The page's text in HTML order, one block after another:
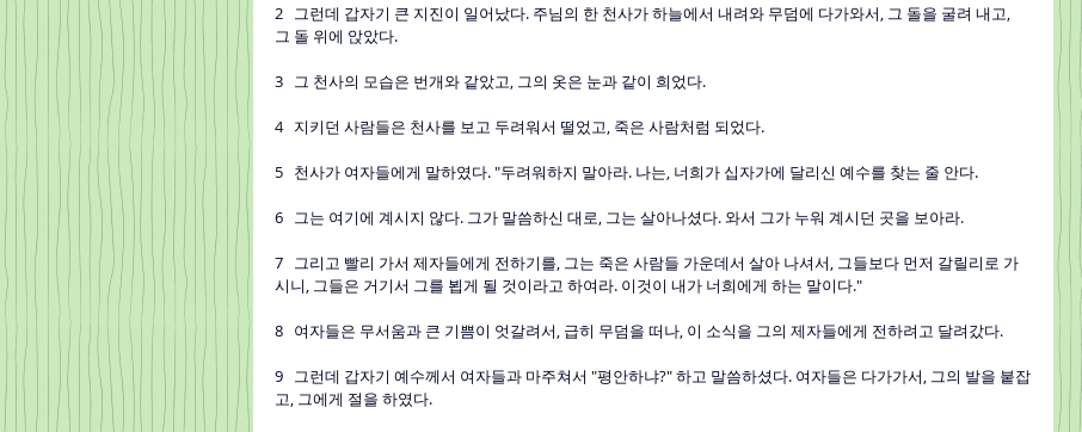
2   그런데 갑자기 큰 지진이 일어났다. 주님의 한 천사가 하늘에서 내려와 무덤에 다가와서, 그 돌을 굴려 내고,
그 돌 위에 앉았다.
3   그 천사의 모습은 번개와 같았고, 그의 옷은 눈과 같이 희었다.
4   지키던 사람들은 천사를 보고 두려워서 떨었고, 죽은 사람처럼 되었다.
5   천사가 여자들에게 말하였다. "두려워하지 말아라. 나는, 너희가 십자가에 달리신 예수를 찾는 줄 안다.
6   그는 여기에 계시지 않다. 그가 말씀하신 대로, 그는 살아나셨다. 와서 그가 누워 계시던 곳을 보아라.
7   그리고 빨리 가서 제자들에게 전하기를, 그는 죽은 사람들 가운데서 살아 나셔서, 그들보다 먼저 갈릴리로 가
시니, 그들은 거기서 그를 뵙게 될 것이라고 하여라. 이것이 내가 너희에게 하는 말이다."
8   여자들은 무서움과 큰 기쁨이 엇갈려서, 급히 무덤을 떠나, 이 소식을 그의 제자들에게 전하려고 달려갔다.
9   그런데 갑자기 예수께서 여자들과 마주쳐서 "평안하냐?" 하고 말씀하셨다. 여자들은 다가가서, 그의 발을 붙잡
고, 그에게 절을 하였다.